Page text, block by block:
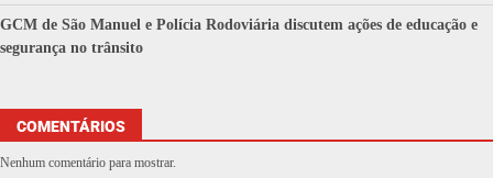
GCM de São Manuel e Polícia Rodoviária discutem ações de educação e
segurança no trânsito
COMENTÁRIOS
Nenhum comentário para mostrar.